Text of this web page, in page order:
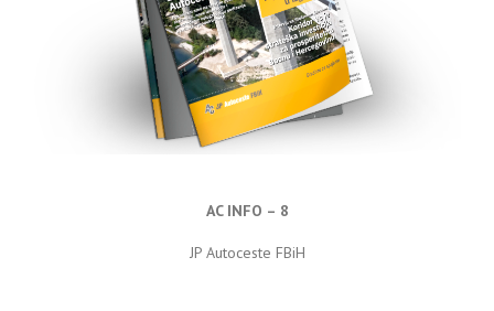
AC INFO – 8
JP Autoceste FBiH